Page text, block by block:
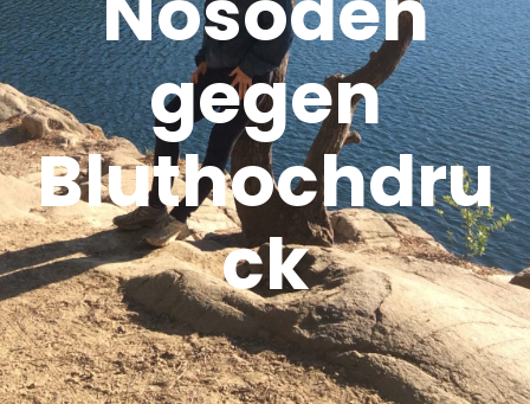
gegen
Bluthochdru
ck